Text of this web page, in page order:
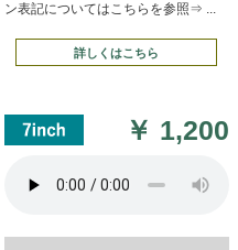
ン表記についてはこちらを参照⇒ ...
詳しくはこちら
￥ 1,200